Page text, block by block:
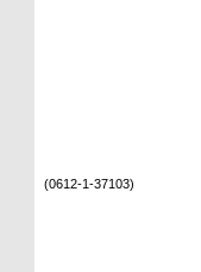
(0612-1-37103)